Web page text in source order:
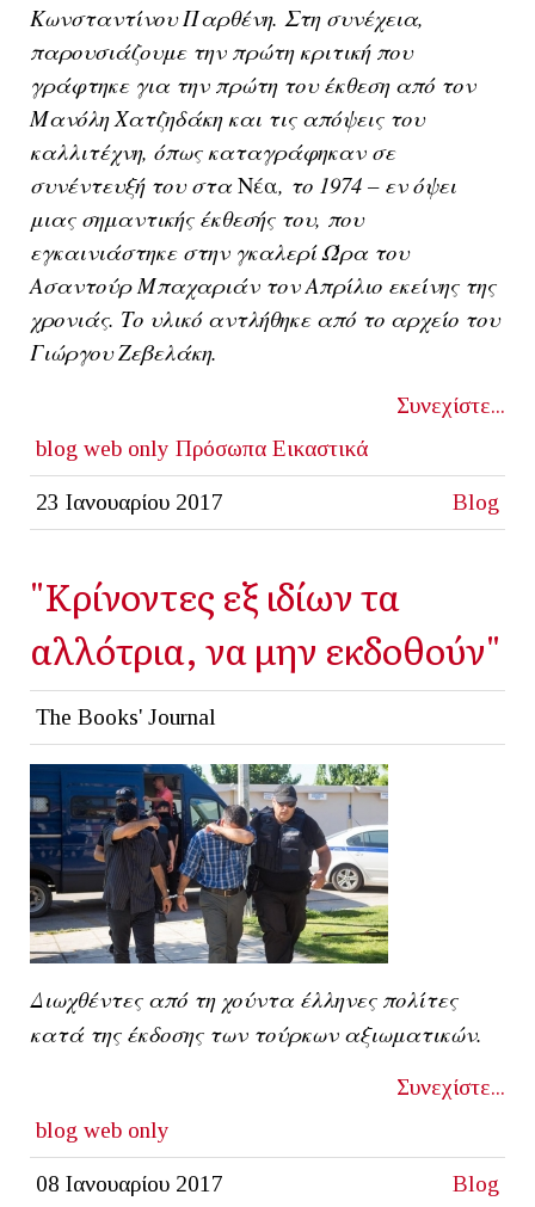
Κωνσταντίνου Παρθένη. Στη συνέχεια,
παρουσιάζουμε την πρώτη κριτική που
γράφτηκε για την πρώτη του έκθεση από τον
Μανόλη Χατζηδάκη και τις απόψεις του
καλλιτέχνη, όπως καταγράφηκαν σε
συνέντευξή του στα Νέα, το 1974 – εν όψει
μιας σημαντικής έκθεσής του, που
εγκαινιάστηκε στην γκαλερί Ώρα του
Ασαντούρ Μπαχαριάν τον Απρίλιο εκείνης της
χρονιάς. Το υλικό αντλήθηκε από το αρχείο του
Γιώργου Ζεβελάκη.
Συνεχίστε...
blog web only Πρόσωπα Εικαστικά
23 Ιανουαρίου 2017 Blog
"Κρίνοντες εξ ιδίων τα
αλλότρια, να μην εκδοθούν"
The Books' Journal
Διωχθέντες από τη χούντα έλληνες πολίτες
κατά της έκδοσης των τούρκων αξιωματικών.
Συνεχίστε...
blog web only
08 Ιανουαρίου 2017 Blog